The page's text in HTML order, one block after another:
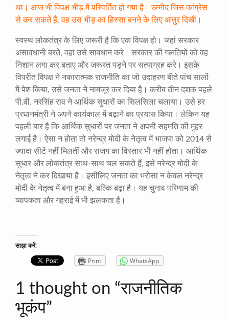
था। आज भी विपक्ष भीड़ में परिवर्तित हो गया है। उम्मीद जिस कांग्रेस
से कर सकते हैं, वह उस भीड़ का हिस्सा बनने के लिए आतुर दिखी।
स्वस्थ लोकतंत्र के लिए जरूरी है कि एक विपक्ष हो। जहां सरकार
असावधानी बरते, वहां उसे सावधान करे। सरकार की गलतियों को वह
निशान लगा कर बताए और जरूरत पड़ने पर सत्याग्रह करे। इसके
विपरीत विपक्ष ने नकारात्मक राजनीति का जो उदाहरण बीते पांच सालों
में पेश किया, उसे जनता ने नामंजूर कर दिया है। करीब तीन दशक पहले
पी.वी. नरसिंह राव ने आर्थिक सुधारों का सिलसिला चलाया। उसे हर
प्रधानमंत्री ने अपने कार्यकाल में बढ़ाने का प्रयास किया। लेकिन यह
पहली बार है कि आर्थिक सुधारों पर जनता ने अपनी सहमति की मुहर
लगाई है। ऐसा न होता तो नरेन्द्र मोदी के नेतृत्व में भाजपा को 2014 से
ज्यादा सीटें नहीं मिलतीं और राजग का विस्तार भी नहीं होता। आर्थिक
सुधार और लोकतंत्र साथ-साथ चल सकते हैं, इसे नरेन्द्र मोदी के
नेतृत्व ने कर दिखाया है। इसीलिए जनता का भरोसा न केवल नरेन्द्र
मोदी के नेतृत्व में बना हुआ है, बल्कि बढ़ा है। यह चुनाव परिणाम की
व्यापकता और गहराई में भी झलकता है।
साझा करें:
Print WhatsApp
1 thought on “राजनीतिक
भूकंप”